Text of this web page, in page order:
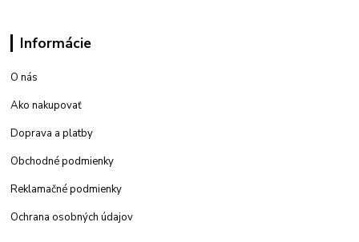
Informácie
O nás
Ako nakupovať
Doprava a platby
Obchodné podmienky
Reklamačné podmienky
Ochrana osobných údajov